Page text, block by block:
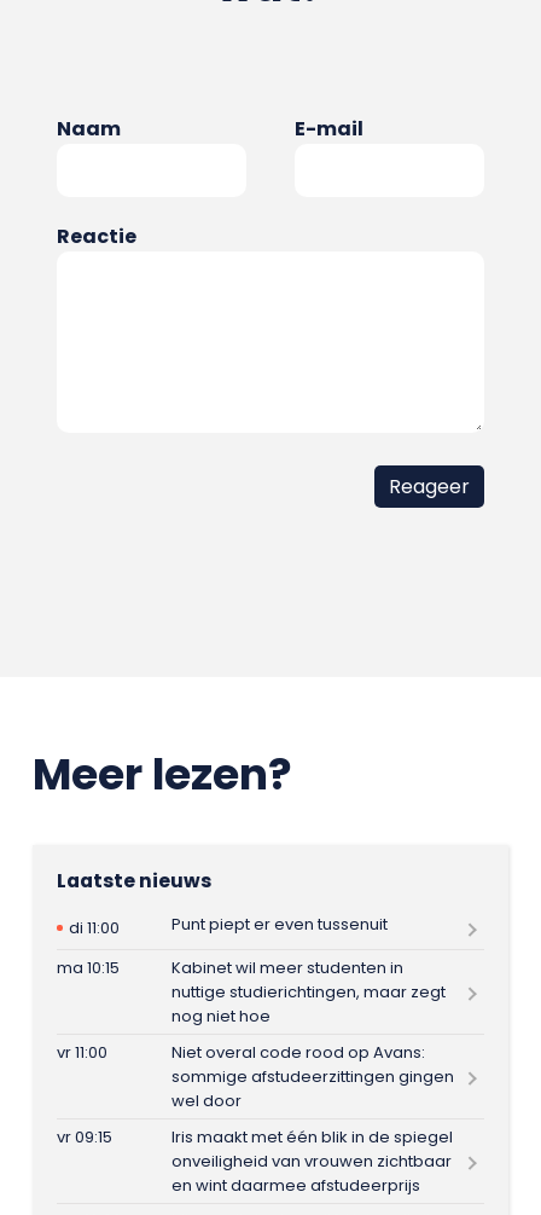
Naam E-mail
Reactie
Meer lezen?
Laatste nieuws
di 11:00
Punt piept er even tussenuit
ma 10:15
Kabinet wil meer studenten in
nuttige studierichtingen, maar zegt
nog niet hoe
vr 11:00
Niet overal code rood op Avans:
sommige afstudeerzittingen gingen
wel door
vr 09:15
Iris maakt met één blik in de spiegel
onveiligheid van vrouwen zichtbaar
en wint daarmee afstudeerprijs